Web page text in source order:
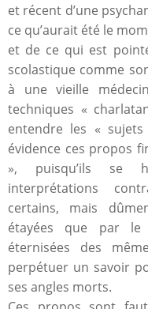
et récent d’une
ce qu’aurait été le
et de ce qui est
scolastique comme
à une vieille
techniques «
entendre les «
évidence ces propos
», puisqu’ils se
interprétations
certains, mais
étayées que par le
éternisées des
perpétuer un savoir
ses angles morts.